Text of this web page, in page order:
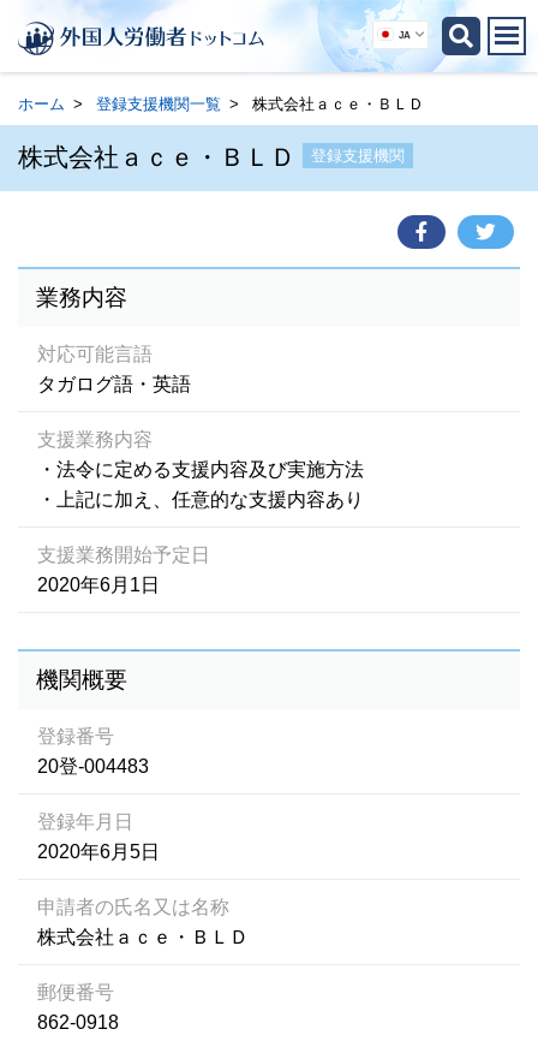
JA
ホーム 登録支援機関一覧 株式会社ａｃｅ・ＢＬＤ
株式会社ａｃｅ・ＢＬＤ 登録支援機関
業務内容
対応可能言語
タガログ語・英語
支援業務内容
・法令に定める支援内容及び実施方法
・上記に加え、任意的な支援内容あり
支援業務開始予定日
2020年6月1日
機関概要
登録番号
20登-004483
登録年月日
2020年6月5日
申請者の氏名又は名称
株式会社ａｃｅ・ＢＬＤ
郵便番号
862-0918